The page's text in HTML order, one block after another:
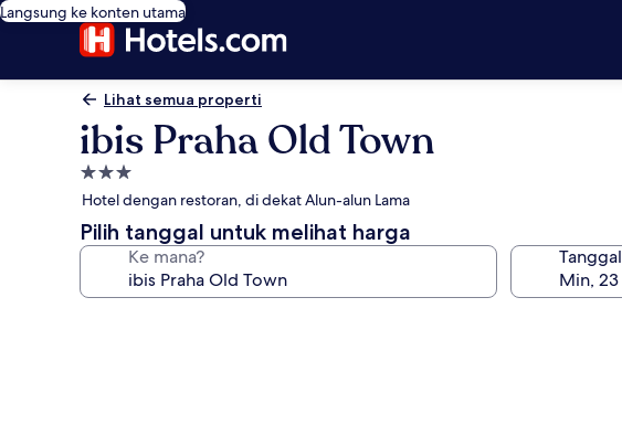
Langsung ke konten utama
Lihat semua properti
ibis Praha Old Town
Properti
bintang
3.0
Hotel dengan restoran, di dekat Alun-alun Lama
Pilih tanggal untuk melihat harga
Ke mana? Tanggal